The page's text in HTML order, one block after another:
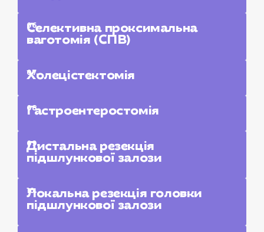
06.
Селективна проксимальна
ваготомія (СПВ)
07.
Холецістектомія
08.
Гастроентеростомія
09.
Дистальна резекція
підшлункової залози
10.
Локальна резекція головки
підшлункової залози